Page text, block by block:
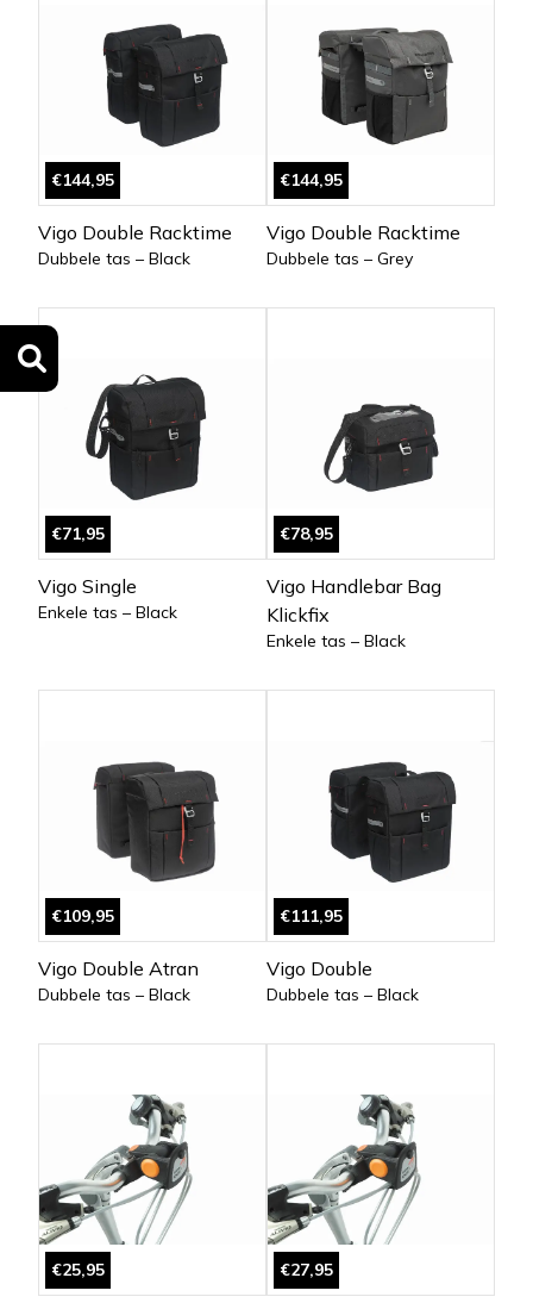
€144,95
Vigo Double Racktime
Dubbele tas – Black
€144,95
Vigo Double Racktime
Dubbele tas – Grey
€71,95
Vigo Single
Enkele tas – Black
€78,95
Vigo Handlebar Bag
Klickfix
Enkele tas – Black
€109,95
Vigo Double Atran
Dubbele tas – Black
€111,95
Vigo Double
Dubbele tas – Black
€25,95 €27,95